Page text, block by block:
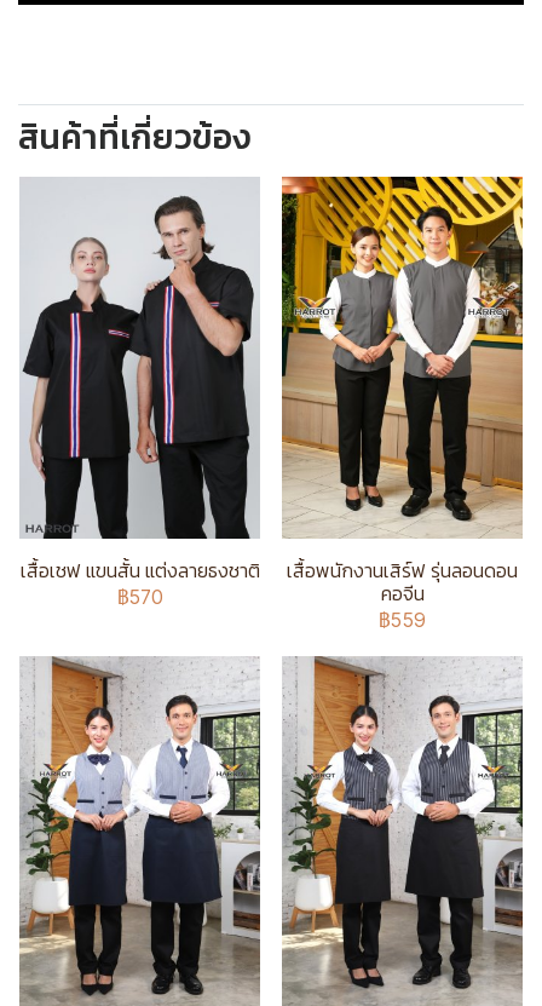
สินค้าที่เกี่ยวข้อง
เสื้อเชฟ แขนสั้น แต่งลายธงชาติ
฿570
เสื้อพนักงานเสิร์ฟ รุ่นลอนดอน
คอจีน
฿559